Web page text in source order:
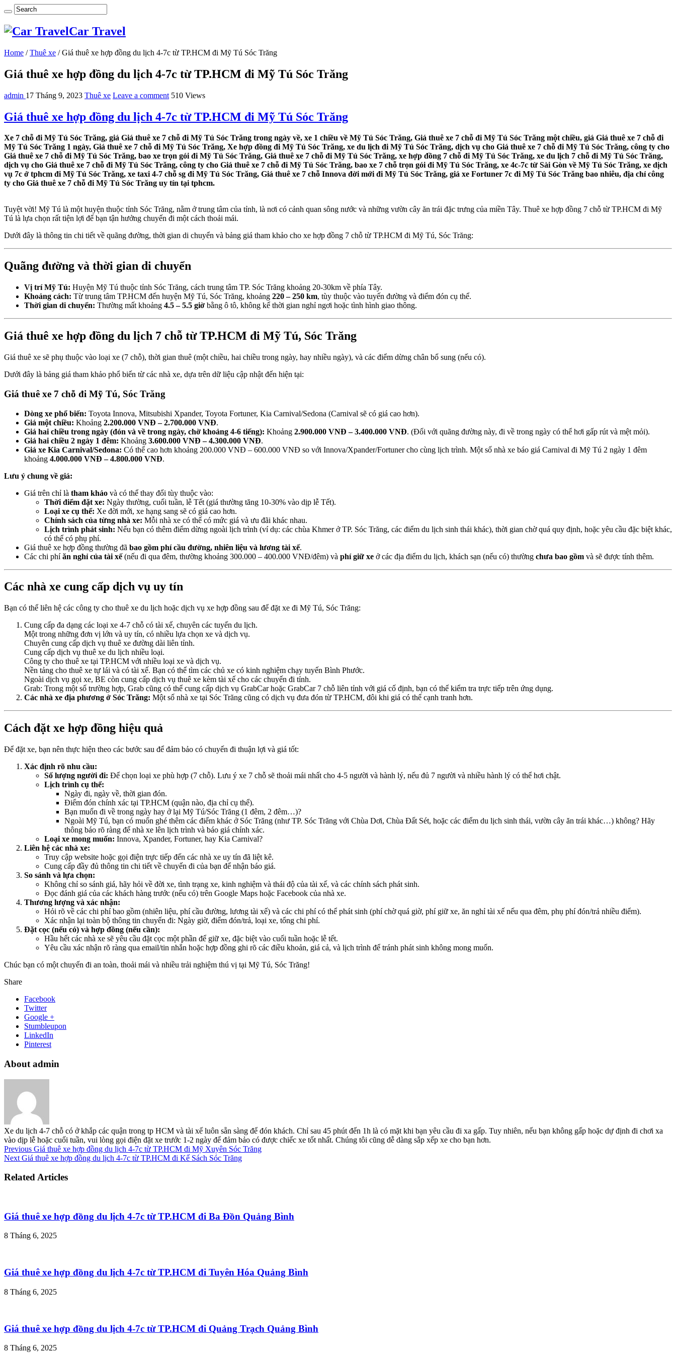
Car Travel
Home / Thuê xe / Giá thuê xe hợp đồng du lịch 4-7c từ TP.HCM đi Mỹ Tú Sóc Trăng
Giá thuê xe hợp đồng du lịch 4-7c từ TP.HCM đi Mỹ Tú Sóc Trăng
admin 17 Tháng 9, 2023 Thuê xe Leave a comment 510 Views
Giá thuê xe hợp đồng du lịch 4-7c từ TP.HCM đi Mỹ Tú Sóc Trăng
Xe 7 chỗ đi Mỹ Tú Sóc Trăng, giá Giá thuê xe 7 chỗ đi Mỹ Tú Sóc Trăng trong ngày về, xe 1 chiều về Mỹ Tú Sóc Trăng, Giá thuê xe 7 chỗ đi Mỹ Tú Sóc Trăng một chiều, giá Giá thuê xe 7 chỗ đi
Mỹ Tú Sóc Trăng 1 ngày, Giá thuê xe 7 chỗ đi Mỹ Tú Sóc Trăng, Xe hợp đồng đi Mỹ Tú Sóc Trăng, xe du lịch đi Mỹ Tú Sóc Trăng, dịch vụ cho Giá thuê xe 7 chỗ đi Mỹ Tú Sóc Trăng, công ty cho
Giá thuê xe 7 chỗ đi Mỹ Tú Sóc Trăng, bao xe trọn gói đi Mỹ Tú Sóc Trăng, Giá thuê xe 7 chỗ đi Mỹ Tú Sóc Trăng, xe hợp đồng 7 chỗ đi Mỹ Tú Sóc Trăng, xe du lịch 7 chỗ đi Mỹ Tú Sóc Trăng,
dịch vụ cho Giá thuê xe 7 chỗ đi Mỹ Tú Sóc Trăng, công ty cho Giá thuê xe 7 chỗ đi Mỹ Tú Sóc Trăng, bao xe 7 chỗ trọn gói đi Mỹ Tú Sóc Trăng, xe 4c-7c từ Sài Gòn về Mỹ Tú Sóc Trăng, xe dịch
vụ 7c ở tphcm đi Mỹ Tú Sóc Trăng, xe taxi 4-7 chỗ sg đi Mỹ Tú Sóc Trăng, Giá thuê xe 7 chỗ Innova đời mới đi Mỹ Tú Sóc Trăng, giá xe Fortuner 7c đi Mỹ Tú Sóc Trăng bao nhiêu, địa chỉ công
ty cho Giá thuê xe 7 chỗ đi Mỹ Tú Sóc Trăng uy tín tại tphcm.
Tuyệt vời! Mỹ Tú là một huyện thuộc tỉnh Sóc Trăng, nằm ở trung tâm của tỉnh, là nơi có cảnh quan sông nước và những vườn cây ăn trái đặc trưng của miền Tây. Thuê xe hợp đồng 7 chỗ từ TP.HCM đi Mỹ
Tú là lựa chọn rất tiện lợi để bạn tận hưởng chuyến đi một cách thoải mái.
Dưới đây là thông tin chi tiết về quãng đường, thời gian di chuyển và bảng giá tham khảo cho xe hợp đồng 7 chỗ từ TP.HCM đi Mỹ Tú, Sóc Trăng:
Quãng đường và thời gian di chuyển
Vị trí Mỹ Tú: Huyện Mỹ Tú thuộc tỉnh Sóc Trăng, cách trung tâm TP. Sóc Trăng khoảng 20-30km về phía Tây.
Khoảng cách: Từ trung tâm TP.HCM đến huyện Mỹ Tú, Sóc Trăng, khoảng 220 – 250 km, tùy thuộc vào tuyến đường và điểm đón cụ thể.
Thời gian di chuyển: Thường mất khoảng 4.5 – 5.5 giờ bằng ô tô, không kể thời gian nghỉ ngơi hoặc tình hình giao thông.
Giá thuê xe hợp đồng du lịch 7 chỗ từ TP.HCM đi Mỹ Tú, Sóc Trăng
Giá thuê xe sẽ phụ thuộc vào loại xe (7 chỗ), thời gian thuê (một chiều, hai chiều trong ngày, hay nhiều ngày), và các điểm dừng chân bổ sung (nếu có).
Dưới đây là bảng giá tham khảo phổ biến từ các nhà xe, dựa trên dữ liệu cập nhật đến hiện tại:
Giá thuê xe 7 chỗ đi Mỹ Tú, Sóc Trăng
Dòng xe phổ biến: Toyota Innova, Mitsubishi Xpander, Toyota Fortuner, Kia Carnival/Sedona (Carnival sẽ có giá cao hơn).
Giá một chiều: Khoảng 2.200.000 VNĐ – 2.700.000 VNĐ.
Giá hai chiều trong ngày (đón và về trong ngày, chờ khoảng 4-6 tiếng): Khoảng 2.900.000 VNĐ – 3.400.000 VNĐ. (Đối với quãng đường này, đi về trong ngày có thể hơi gấp rút và mệt mỏi).
Giá hai chiều 2 ngày 1 đêm: Khoảng 3.600.000 VNĐ – 4.300.000 VNĐ.
Giá xe Kia Carnival/Sedona: Có thể cao hơn khoảng 200.000 VNĐ – 600.000 VNĐ so với Innova/Xpander/Fortuner cho cùng lịch trình. Một số nhà xe báo giá Carnival đi Mỹ Tú 2 ngày 1 đêm
khoảng 4.000.000 VNĐ – 4.800.000 VNĐ.
Lưu ý chung về giá:
Giá trên chỉ là tham khảo và có thể thay đổi tùy thuộc vào:
Thời điểm đặt xe: Ngày thường, cuối tuần, lễ Tết (giá thường tăng 10-30% vào dịp lễ Tết).
Loại xe cụ thể: Xe đời mới, xe hạng sang sẽ có giá cao hơn.
Chính sách của từng nhà xe: Mỗi nhà xe có thể có mức giá và ưu đãi khác nhau.
Lịch trình phát sinh: Nếu bạn có thêm điểm dừng ngoài lịch trình (ví dụ: các chùa Khmer ở TP. Sóc Trăng, các điểm du lịch sinh thái khác), thời gian chờ quá quy định, hoặc yêu cầu đặc biệt khác,
có thể có phụ phí.
Giá thuê xe hợp đồng thường đã bao gồm phí cầu đường, nhiên liệu và lương tài xế.
Các chi phíăn nghỉ của tài xế(nếu đi qua đêm, thường khoảng 300.000 – 400.000 VNĐ/đêm) và phí giữ xe ở các địa điểm du lịch, khách sạn (nếu có) thường chưa bao gồm và sẽ được tính thêm.
Các nhà xe cung cấp dịch vụ uy tín
Bạn có thể liên hệ các công ty cho thuê xe du lịch hoặc dịch vụ xe hợp đồng sau để đặt xe đi Mỹ Tú, Sóc Trăng:
Cung cấp đa dạng các loại xe 4-7 chỗ có tài xế, chuyên các tuyến du lịch.
Một trong những đơn vị lớn và uy tín, có nhiều lựa chọn xe và dịch vụ.
Chuyên cung cấp dịch vụ thuê xe đường dài liên tỉnh.
Cung cấp dịch vụ thuê xe du lịch nhiều loại.
Công ty cho thuê xe tại TP.HCM với nhiều loại xe và dịch vụ.
Nền tảng cho thuê xe tự lái và có tài xế. Bạn có thể tìm các chủ xe có kinh nghiệm chạy tuyến Bình Phước.
Ngoài dịch vụ gọi xe, BE còn cung cấp dịch vụ thuê xe kèm tài xế cho các chuyến đi tỉnh.
Grab: Trong một số trường hợp, Grab cũng có thể cung cấp dịch vụ GrabCar hoặc GrabCar 7 chỗ liên tỉnh với giá cố định, bạn có thể kiểm tra trực tiếp trên ứng dụng.
Các nhà xe địa phương ở Sóc Trăng: Một số nhà xe tại Sóc Trăng cũng có dịch vụ đưa đón từ TP.HCM, đôi khi giá có thể cạnh tranh hơn.
Cách đặt xe hợp đồng hiệu quả
Để đặt xe, bạn nên thực hiện theo các bước sau để đảm bảo có chuyến đi thuận lợi và giá tốt:
Xác định rõ nhu cầu:
Số lượng người đi: Để chọn loại xe phù hợp (7 chỗ). Lưu ý xe 7 chỗ sẽ thoải mái nhất cho 4-5 người và hành lý, nếu đủ 7 người và nhiều hành lý có thể hơi chật.
Lịch trình cụ thể:
Ngày đi, ngày về, thời gian đón.
Điểm đón chính xác tại TP.HCM (quận nào, địa chỉ cụ thể).
Bạn muốn đi về trong ngày hay ở lại Mỹ Tú/Sóc Trăng (1 đêm, 2 đêm…)?
Ngoài Mỹ Tú, bạn có muốn ghé thêm các điểm khác ở Sóc Trăng (như TP. Sóc Trăng với Chùa Dơi, Chùa Đất Sét, hoặc các điểm du lịch sinh thái, vườn cây ăn trái khác…) không? Hãy
thông báo rõ ràng để nhà xe lên lịch trình và báo giá chính xác.
Loại xe mong muốn: Innova, Xpander, Fortuner, hay Kia Carnival?
Liên hệ các nhà xe:
Truy cập website hoặc gọi điện trực tiếp đến các nhà xe uy tín đã liệt kê.
Cung cấp đầy đủ thông tin chi tiết về chuyến đi của bạn để nhận báo giá.
So sánh và lựa chọn:
Không chỉ so sánh giá, hãy hỏi về đời xe, tình trạng xe, kinh nghiệm và thái độ của tài xế, và các chính sách phát sinh.
Đọc đánh giá của các khách hàng trước (nếu có) trên Google Maps hoặc Facebook của nhà xe.
Thương lượng và xác nhận:
Hỏi rõ về các chi phí bao gồm (nhiên liệu, phí cầu đường, lương tài xế) và các chi phí có thể phát sinh (phí chờ quá giờ, phí giữ xe, ăn nghỉ tài xế nếu qua đêm, phụ phí đón/trả nhiều điểm).
Xác nhận lại toàn bộ thông tin chuyến đi: Ngày giờ, điểm đón/trả, loại xe, tổng chi phí.
Đặt cọc (nếu có) và hợp đồng (nếu cần):
Hầu hết các nhà xe sẽ yêu cầu đặt cọc một phần để giữ xe, đặc biệt vào cuối tuần hoặc lễ tết.
Yêu cầu xác nhận rõ ràng qua email/tin nhắn hoặc hợp đồng ghi rõ các điều khoản, giá cả, và lịch trình để tránh phát sinh không mong muốn.
Chúc bạn có một chuyến đi an toàn, thoải mái và nhiều trải nghiệm thú vị tại Mỹ Tú, Sóc Trăng!
Share
Facebook
Twitter
Google +
Stumbleupon
LinkedIn
Pinterest
About admin
Xe du lịch 4-7 chỗ có ở khắp các quận trong tp HCM và tài xế luôn sẵn sàng để đón khách. Chỉ sau 45 phút đến 1h là có mặt khi bạn yêu cầu đi xa gấp. Tuy nhiên, nếu bạn không gấp hoặc dự định đi chơi xa
vào dịp lễ hoặc cuối tuần, vui lòng gọi điện đặt xe trước 1-2 ngày để đảm bảo có được chiếc xe tốt nhất. Chúng tôi cũng dễ dàng sắp xếp xe cho bạn hơn.
Previous Giá thuê xe hợp đồng du lịch 4-7c từ TP.HCM đi Mỹ Xuyên Sóc Trăng
Next Giá thuê xe hợp đồng du lịch 4-7c từ TP.HCM đi Kế Sách Sóc Trăng
Related Articles
Giá thuê xe hợp đồng du lịch 4-7c từ TP.HCM đi Ba Đồn Quảng Bình
8 Tháng 6, 2025
Giá thuê xe hợp đồng du lịch 4-7c từ TP.HCM đi Tuyên Hóa Quảng Bình
8 Tháng 6, 2025
Giá thuê xe hợp đồng du lịch 4-7c từ TP.HCM đi Quảng Trạch Quảng Bình
8 Tháng 6, 2025